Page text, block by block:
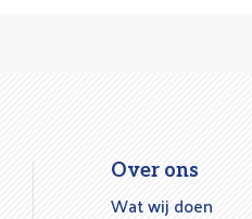
Over ons
Wat wij doen